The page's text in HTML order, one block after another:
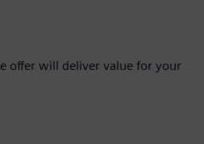
offer will deliver value for your